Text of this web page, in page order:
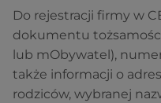
Do rejestracji firmy w
dokumentu
lub mObywatel),
także informacji o
rodziców, wybranej